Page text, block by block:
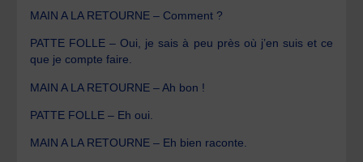
MAIN A LA RETOURNE – Comment ?
PATTE FOLLE – Oui, je sais à peu près où j’en suis et ce
que je compte faire.
MAIN A LA RETOURNE – Ah bon !
PATTE FOLLE – Eh oui.
MAIN A LA RETOURNE – Eh bien raconte.